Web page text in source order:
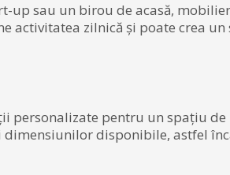
up sau un birou de acasă,
activitatea zilnică și poate crea
personalizate pentru un spațiu
disponibile, astfel